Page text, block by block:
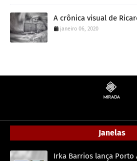
A crônica visual de
janeiro 06, 2020
Janelas
Irka Barrios lança Porto